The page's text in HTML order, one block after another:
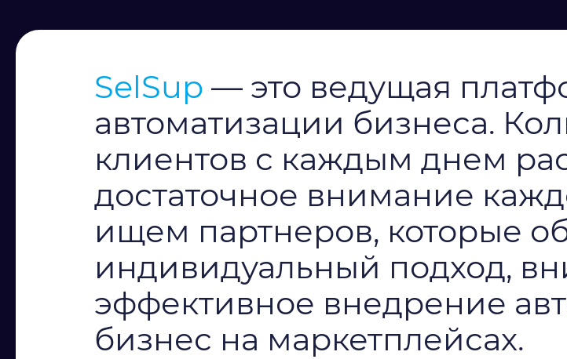
SelSup — это ведущая
автоматизации бизнеса.
клиентов с каждым днем
достаточное внимание
ищем партнеров, которые
индивидуальный подход,
эффективное внедрение
бизнес на маркетплейсах.